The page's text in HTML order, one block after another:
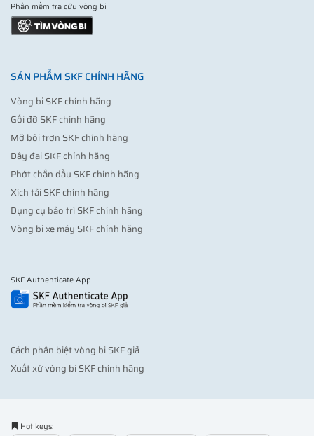
Phần mềm tra cứu vòng bi
SẢN PHẨM SKF CHÍNH HÃNG
Vòng bi SKF chính hãng
Gối đỡ SKF chính hãng
Mỡ bôi trơn SKF chính hãng
Dây đai SKF chính hãng
Phớt chắn dầu SKF chính hãng
Xích tải SKF chính hãng
Dụng cụ bảo trì SKF chính hãng
Vòng bi xe máy SKF chính hãng
SKF Authenticate App
Cách phân biệt vòng bi SKF giả
Xuất xứ vòng bi SKF chính hãng
Hot keys: